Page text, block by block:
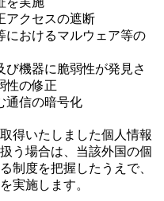
アクセスの遮断
におけるマルウェア等の
び機器に脆弱性が発見さ
性の修正
通信の暗号化
得いたしました個人情報
う場合は、当該外国の個
制度を把握したうえで、
実施します。